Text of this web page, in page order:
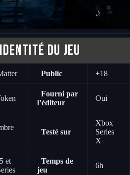
du jeu
Public +18
Fourni par
l’éditeur
Oui
Testé sur
Xbox
Series
X
et
Temps de
jeu
6h